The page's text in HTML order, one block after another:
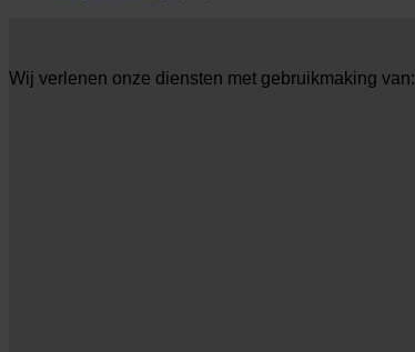
Wij verlenen onze diensten met gebruikmaking van: